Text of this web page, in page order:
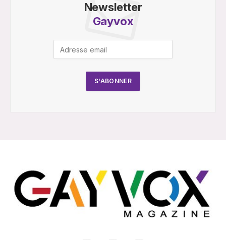
Newsletter
Gayvox